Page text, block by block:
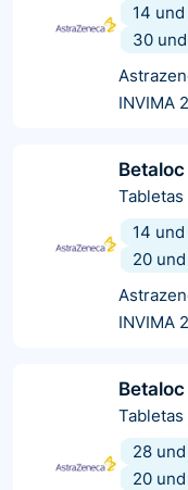
14 und
30 und
INVIMA
14 und
20 und
INVIMA
28 und
20 und